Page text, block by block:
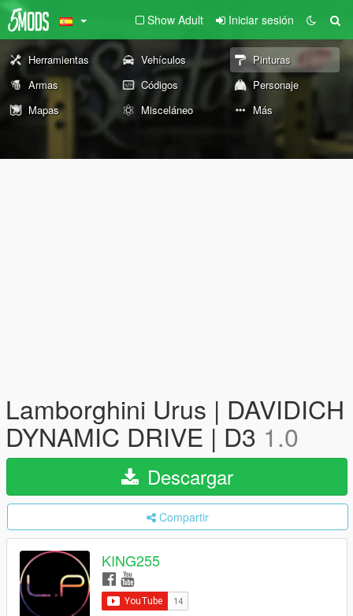
Show Adult Iniciar sesión
Herramientas Vehículos
Pinturas
Armas
Códigos
Personaje
Mapas
Misceláneo Más
Lamborghini Urus | DAVIDICH
DYNAMIC DRIVE | D3 1.0
Descargar
Compartir
KING255